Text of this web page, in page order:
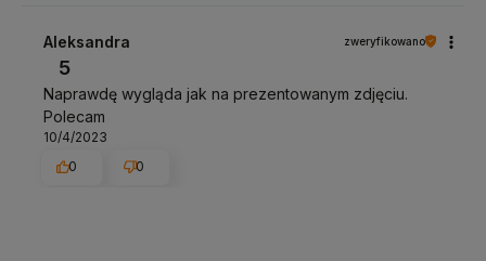
Aleksandra zweryfikowano
5
Naprawdę wygląda jak na prezentowanym zdjęciu.
Polecam
10/4/2023
0
0